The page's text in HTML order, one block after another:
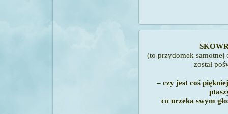
(to przydomek samotnej
został
– czy jest coś
co urzeka swym